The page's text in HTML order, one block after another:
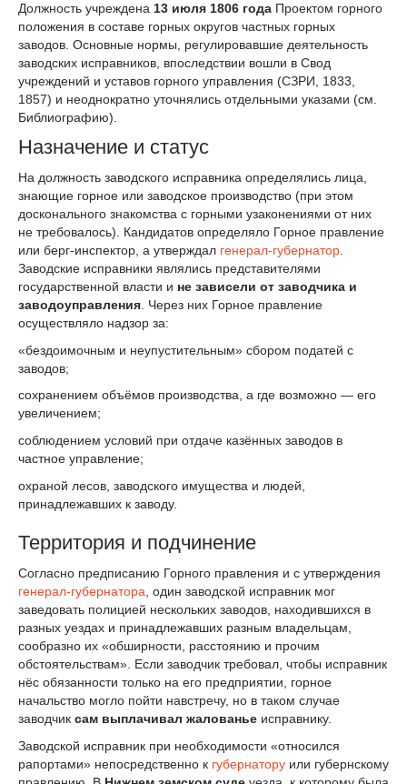
Должность учреждена 13 июля 1806 года Проектом горного
положения в составе горных округов частных горных
заводов. Основные нормы, регулировавшие деятельность
заводских исправников, впоследствии вошли в Свод
учреждений и уставов горного управления (СЗРИ, 1833,
1857) и неоднократно уточнялись отдельными указами (см.
Библиографию).
Назначение и статус
На должность заводского исправника определялись лица,
знающие горное или заводское производство (при этом
досконального знакомства с горными узаконениями от них
не требовалось). Кандидатов определяло Горное правление
или берг-инспектор, а утверждал генерал-губернатор
Заводские исправники являлись представителями
государственной власти и не зависели от заводчика и
заводоуправления . Через них Горное правление
осуществляло надзор за:
«бездоимочным и неупустительным» сбором податей с
заводов;
сохранением объёмов производства, а где возможно — его
увеличением;
соблюдением условий при отдаче казённых заводов в
частное управление;
охраной лесов, заводского имущества и людей,
принадлежавших к заводу.
Территория и подчинение
Согласно предписанию Горного правления и с утверждения
генерал-губернатора , один заводской исправник мог
заведовать полицией нескольких заводов, находившихся в
разных уездах и принадлежавших разным владельцам,
сообразно их «обширности, расстоянию и прочим
обстоятельствам». Если заводчик требовал, чтобы исправник
нёс обязанности только на его предприятии, горное
начальство могло пойти навстречу, но в таком случае
заводчик сам выплачивал жалованье исправнику.
Заводской исправник при необходимости «относился
рапортами» непосредственно к губернатору или губернскому